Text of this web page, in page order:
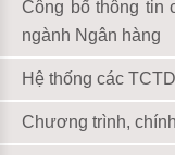
Công bố thông tin
ngành Ngân hàng
Hệ thống các TCTD
Chương trình,